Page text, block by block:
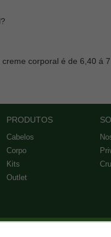
corporal é de 6,40 á
PRODUTOS
Cabelos
Corpo
Kits
Outlet